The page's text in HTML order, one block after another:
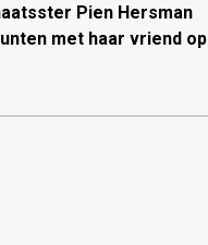
Pien Hersman
met haar vriend op